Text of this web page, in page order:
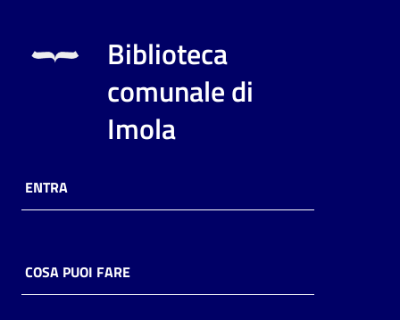
Biblioteca
comunale di
Imola
ENTRA
COSA PUOI FARE